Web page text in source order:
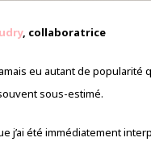
, collaboratrice
eu autant de popularité
sous-estimé.
j’ai été immédiatement